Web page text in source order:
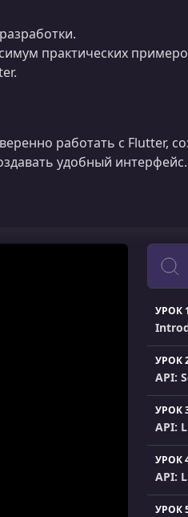
практических
работать с Flutter,
удобный
Поиск
УРОК
УРОК
API:
УРОК
API:
УРОК
API:
УРОК